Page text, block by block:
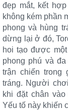
đẹp mắt, kết
không kém phần
phong và hùng
dừng lại ở đó,
hoi tạo được
phong phú và
trận chiến trong
tráng. Người
khi đặt chân
Yếu tố này khiến